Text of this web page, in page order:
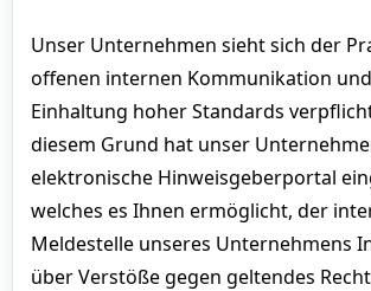
Unser Unternehmen sieht sich der
offenen internen Kommunikation
Einhaltung hoher Standards
diesem Grund hat unser
elektronische Hinweisgeberportal
welches es Ihnen ermöglicht, der
Meldestelle unseres Unternehmens
über Verstöße gegen geltendes